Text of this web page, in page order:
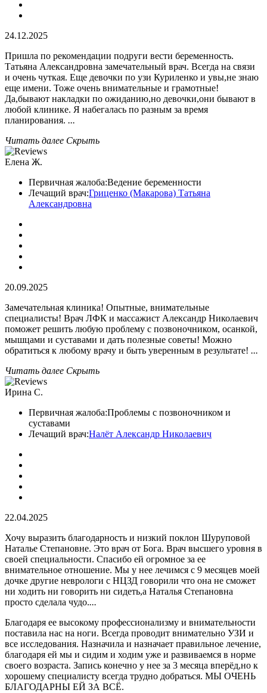
24.12.2025
Пришла по рекомендации подруги вести беременность.
Татьяна Александровна замечательный врач. Всегда на связи
и очень чуткая. Еще девочки по узи Куриленко и увы,не знаю
еще имени. Тоже очень внимательные и грамотные!
Да,бывают накладки по ожиданию,но девочки,они бывают в
любой клинике. Я набегалась по разным за время
планирования. ...
Читать далее Скрыть
Елена Ж.
Первичная жалоба:Ведение беременности
Лечащий врач:Гриценко (Макарова) Татьяна
Александровна
20.09.2025
Замечательная клиника! Опытные, внимательные
специалисты! Врач ЛФК и массажист Александр Николаевич
поможет решить любую проблему с позвоночником, осанкой,
мышцами и суставами и дать полезные советы! Можно
обратиться к любому врачу и быть уверенным в результате! ...
Читать далее Скрыть
Ирина С.
Первичная жалоба:Проблемы с позвоночником и
суставами
Лечащий врач:Налёт Александр Николаевич
22.04.2025
Хочу выразить благодарность и низкий поклон Шуруповой
Наталье Степановне. Это врач от Бога. Врач высшего уровня в
своей специальности. Спасибо ей огромное за ее
внимательное отношение. Мы у нее лечимся с 9 месяцев моей
дочке другие неврологи с НЦЗД говорили что она не сможет
ни ходить ни говорить ни сидеть,а Наталья Степановна
просто сделала чудо....
Благодаря ее высокому профессионализму и внимательности
поставила нас на ноги. Всегда проводит внимательно УЗИ и
все исследования. Назначила и назначает правильное лечение,
благодаря ей мы и сидим и ходим уже и развиваемся в норме
своего возраста. Запись конечно у нее за 3 месяца вперёд,но к
хорошему специалисту всегда трудно добраться. МЫ ОЧЕНЬ
БЛАГОДАРНЫ ЕЙ ЗА ВСЁ.